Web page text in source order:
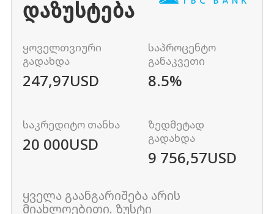
ᲓᲐᲖᲣᲡᲢᲔᲑᲐ
ყოველთვიური
გადახდა
247,97USD
საპროცენტო
განაკვეთი
8.5%
საკრედიტო თანხა
20 000USD
ზედმეტად
გადახდა
9 756,57USD
ყველა გაანგარიშება არის
მიახლოებითი. ზუსტი